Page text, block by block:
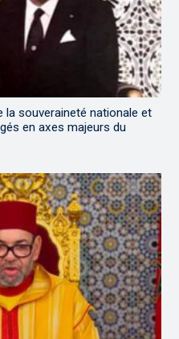
souveraineté nationale et
en axes majeurs du